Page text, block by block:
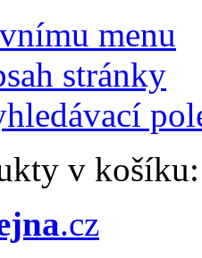
menu
stránky
v
.cz